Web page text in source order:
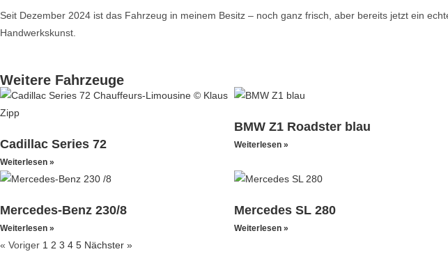
Seit Dezember 2024 ist das Fahrzeug in meinem Besitz – noch ganz frisch, aber bereits jetzt ein
Handwerkskunst.
Weitere Fahrzeuge
Cadillac Series 72
Weiterlesen »
BMW Z1 Roadster blau
Weiterlesen »
Mercedes-Benz 230/8
Weiterlesen »
Mercedes SL 280
Weiterlesen »
« Voriger 1 2 3 4 5 Nächster »